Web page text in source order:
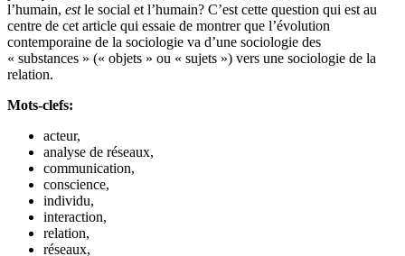
l’humain, estle social et l’humain? C’est cette question qui est au
centre de cet article qui essaie de montrer que l’évolution
contemporaine de la sociologie va d’une sociologie des
« substances » (« objets » ou « sujets ») vers une sociologie de la
relation.
Mots-clefs:
acteur,
analyse de réseaux,
communication,
conscience,
individu,
interaction,
relation,
réseaux,